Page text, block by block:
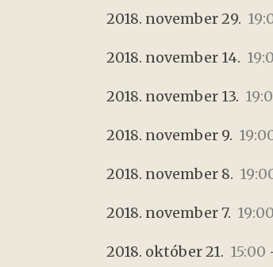
2018. november 29.
2018. november 14.
2018. november 13.
2018. november 9.
2018. november 8.
2018. november 7. 19:00
2018. október 21. 15:00